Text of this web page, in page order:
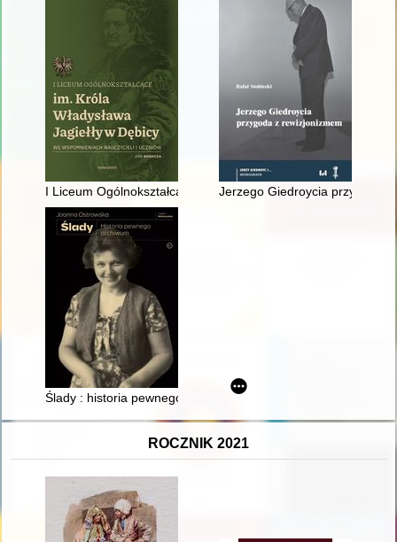
I Liceum Ogólnokształcące im. Króla Władysław Jagiełły w
Jerzego Giedroycia przygoda
Ślady : historia pewnego archiwum
ROCZNIK 2021